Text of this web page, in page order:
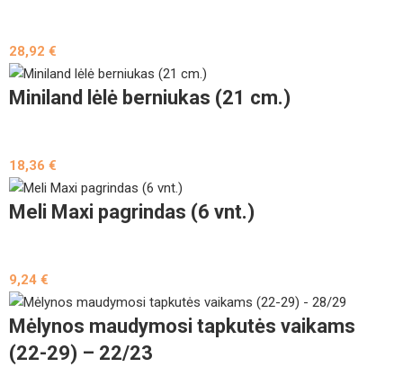
28,92€
Miniland lėlė berniukas (21 cm.)
18,36€
Meli Maxi pagrindas (6 vnt.)
9,24€
Mėlynos maudymosi tapkutės vaikams
(22-29) – 22/23